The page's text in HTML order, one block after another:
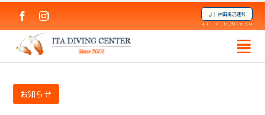
content
🤿｜井田海況速報
ストーリーをご覧ください
お知らせ